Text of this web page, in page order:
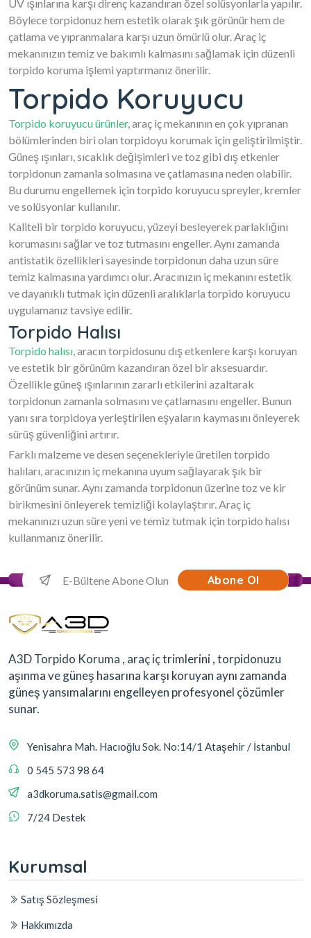
UV ışınlarına karşı direnç kazandıran özel solüsyonlarla yapılır.
Böylece torpidonuz hem estetik olarak şık görünür hem de
çatlama ve yıpranmalara karşı uzun ömürlü olur. Araç iç
mekanınızın temiz ve bakımlı kalmasını sağlamak için düzenli
torpido koruma işlemi yaptırmanız önerilir.
Torpido Koruyucu
Torpido koruyucu ürünler, araç iç mekanının en çok yıpranan
bölümlerinden biri olan torpidoyu korumak için geliştirilmiştir.
Güneş ışınları, sıcaklık değişimleri ve toz gibi dış etkenler
torpidonun zamanla solmasına ve çatlamasına neden olabilir.
Bu durumu engellemek için torpido koruyucu spreyler, kremler
ve solüsyonlar kullanılır.
Kaliteli bir torpido koruyucu, yüzeyi besleyerek parlaklığını
korumasını sağlar ve toz tutmasını engeller. Aynı zamanda
antistatik özellikleri sayesinde torpidonun daha uzun süre
temiz kalmasına yardımcı olur. Aracınızın iç mekanını estetik
ve dayanıklı tutmak için düzenli aralıklarla torpido koruyucu
uygulamanız tavsiye edilir.
Torpido Halısı
Torpido halısı, aracın torpidosunu dış etkenlere karşı koruyan
ve estetik bir görünüm kazandıran özel bir aksesuardır.
Özellikle güneş ışınlarının zararlı etkilerini azaltarak
torpidonun zamanla solmasını ve çatlamasını engeller. Bunun
yanı sıra torpidoya yerleştirilen eşyaların kaymasını önleyerek
sürüş güvenliğini artırır.
Farklı malzeme ve desen seçenekleriyle üretilen torpido
halıları, aracınızın iç mekanına uyum sağlayarak şık bir
görünüm sunar. Aynı zamanda torpidonun üzerine toz ve kir
birikmesini önleyerek temizliği kolaylaştırır. Araç iç
mekanınızı uzun süre yeni ve temiz tutmak için torpido halısı
kullanmanız önerilir.
Abone Ol
A3D Torpido Koruma , araç iç trimlerini , torpidonuzu
aşınma ve güneş hasarına karşı koruyan aynı zamanda
güneş yansımalarını engelleyen profesyonel çözümler
sunar.
Yenisahra Mah. Hacıoğlu Sok. No:14/1 Ataşehir / İstanbul
0 545 573 98 64
a3dkoruma.satis@gmail.com
7/24 Destek
Kurumsal
Satış Sözleşmesi
Hakkımızda